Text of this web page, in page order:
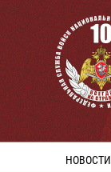
НОВОСТИ